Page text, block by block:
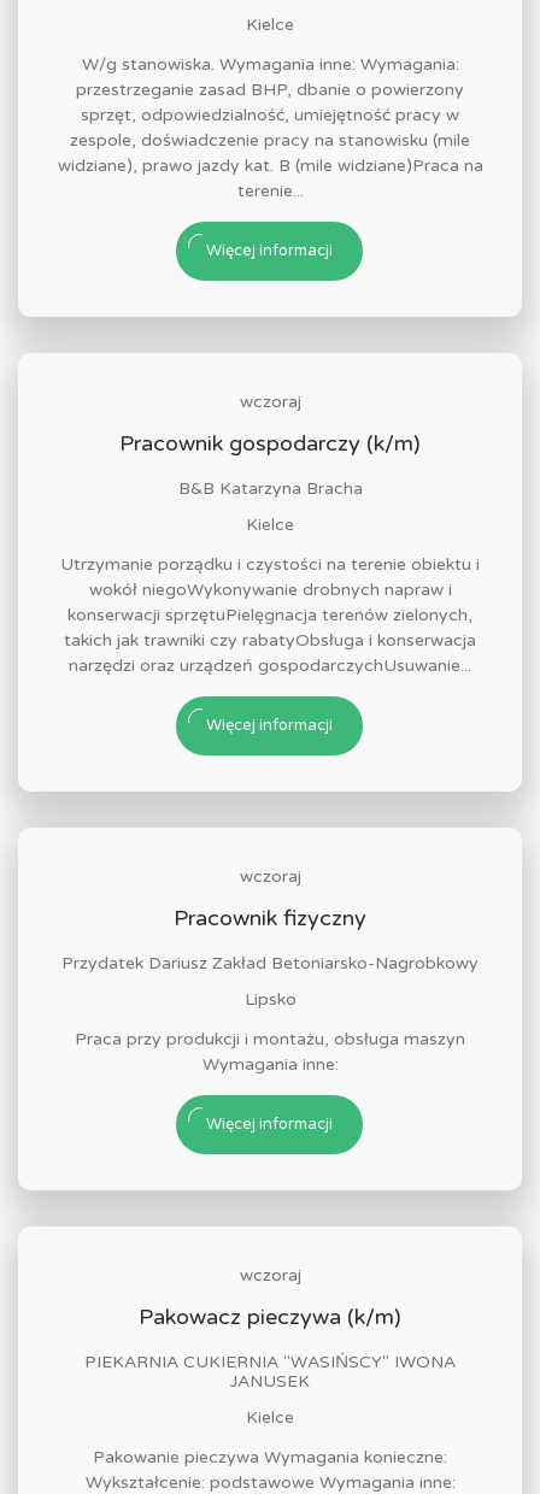
Kielce
W/g stanowiska. Wymagania inne: Wymagania:
przestrzeganie zasad BHP, dbanie o powierzony
sprzęt, odpowiedzialność, umiejętność pracy w
zespole, doświadczenie pracy na stanowisku (mile
widziane), prawo jazdy kat. B (mile widziane)Praca na
terenie...
Więcej informacji
wczoraj
Pracownik gospodarczy (k/m)
B&B Katarzyna Bracha
Kielce
Utrzymanie porządku i czystości na terenie obiektu i
wokół niegoWykonywanie drobnych napraw i
konserwacji sprzętuPielęgnacja terenów zielonych,
takich jak trawniki czy rabatyObsługa i konserwacja
narzędzi oraz urządzeń gospodarczychUsuwanie...
Więcej informacji
wczoraj
Pracownik fizyczny
Przydatek Dariusz Zakład Betoniarsko-Nagrobkowy
Lipsko
Praca przy produkcji i montażu, obsługa maszyn
Wymagania inne:
Więcej informacji
wczoraj
Pakowacz pieczywa (k/m)
PIEKARNIA CUKIERNIA "WASIŃSCY" IWONA
JANUSEK
Kielce
Pakowanie pieczywa Wymagania konieczne:
Wykształcenie: podstawowe Wymagania inne: